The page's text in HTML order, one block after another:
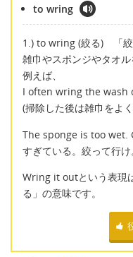
to wring
1.) to wring (絞る) 「絞
雑巾やスポンジやタオ
例えば、
I often wring the wash
(掃除した後は雑巾をよ
The sponge is too wet.
すぎている。絞って行け
Wring it outという表現
る」の意味です。